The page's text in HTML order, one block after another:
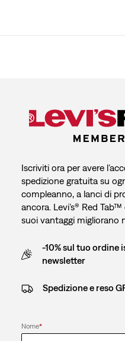
Iscriviti ora per avere
spedizione gratuita su
compleanno, a lanci di
ancora. Levi’s® Red
suoi vantaggi migliorano
-10% sul tuo ordine
newsletter
Spedizione e reso
Nome*